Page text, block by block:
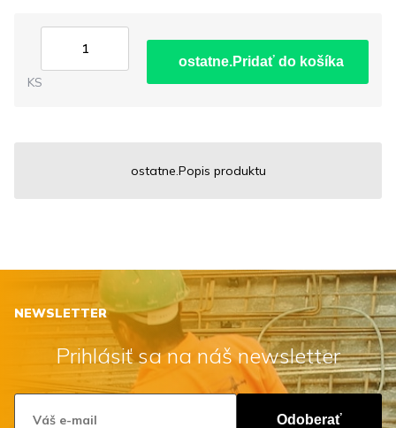
KS
ostatne.Pridať do košíka
ostatne.Popis produktu
NEWSLETTER
Prihlásiť sa na náš newsletter
Odoberať